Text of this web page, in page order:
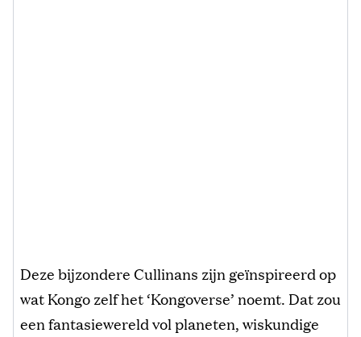
Deze bijzondere Cullinans zijn geïnspireerd op
wat Kongo zelf het ‘Kongoverse’ noemt. Dat zou
een fantasiewereld vol planeten, wiskundige